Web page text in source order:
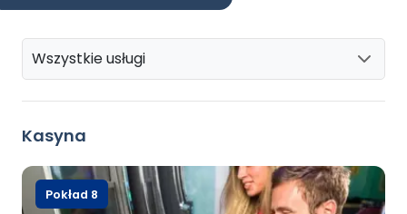
Wszystkie usługi
Kasyna
Pokład 8